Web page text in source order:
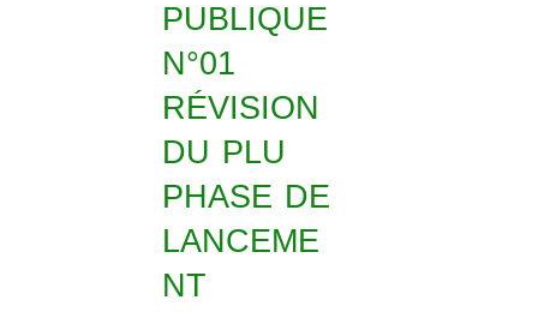
PUBLIQUE
N°01
RÉVISION
DU PLU
PHASE DE
LANCEME
NT